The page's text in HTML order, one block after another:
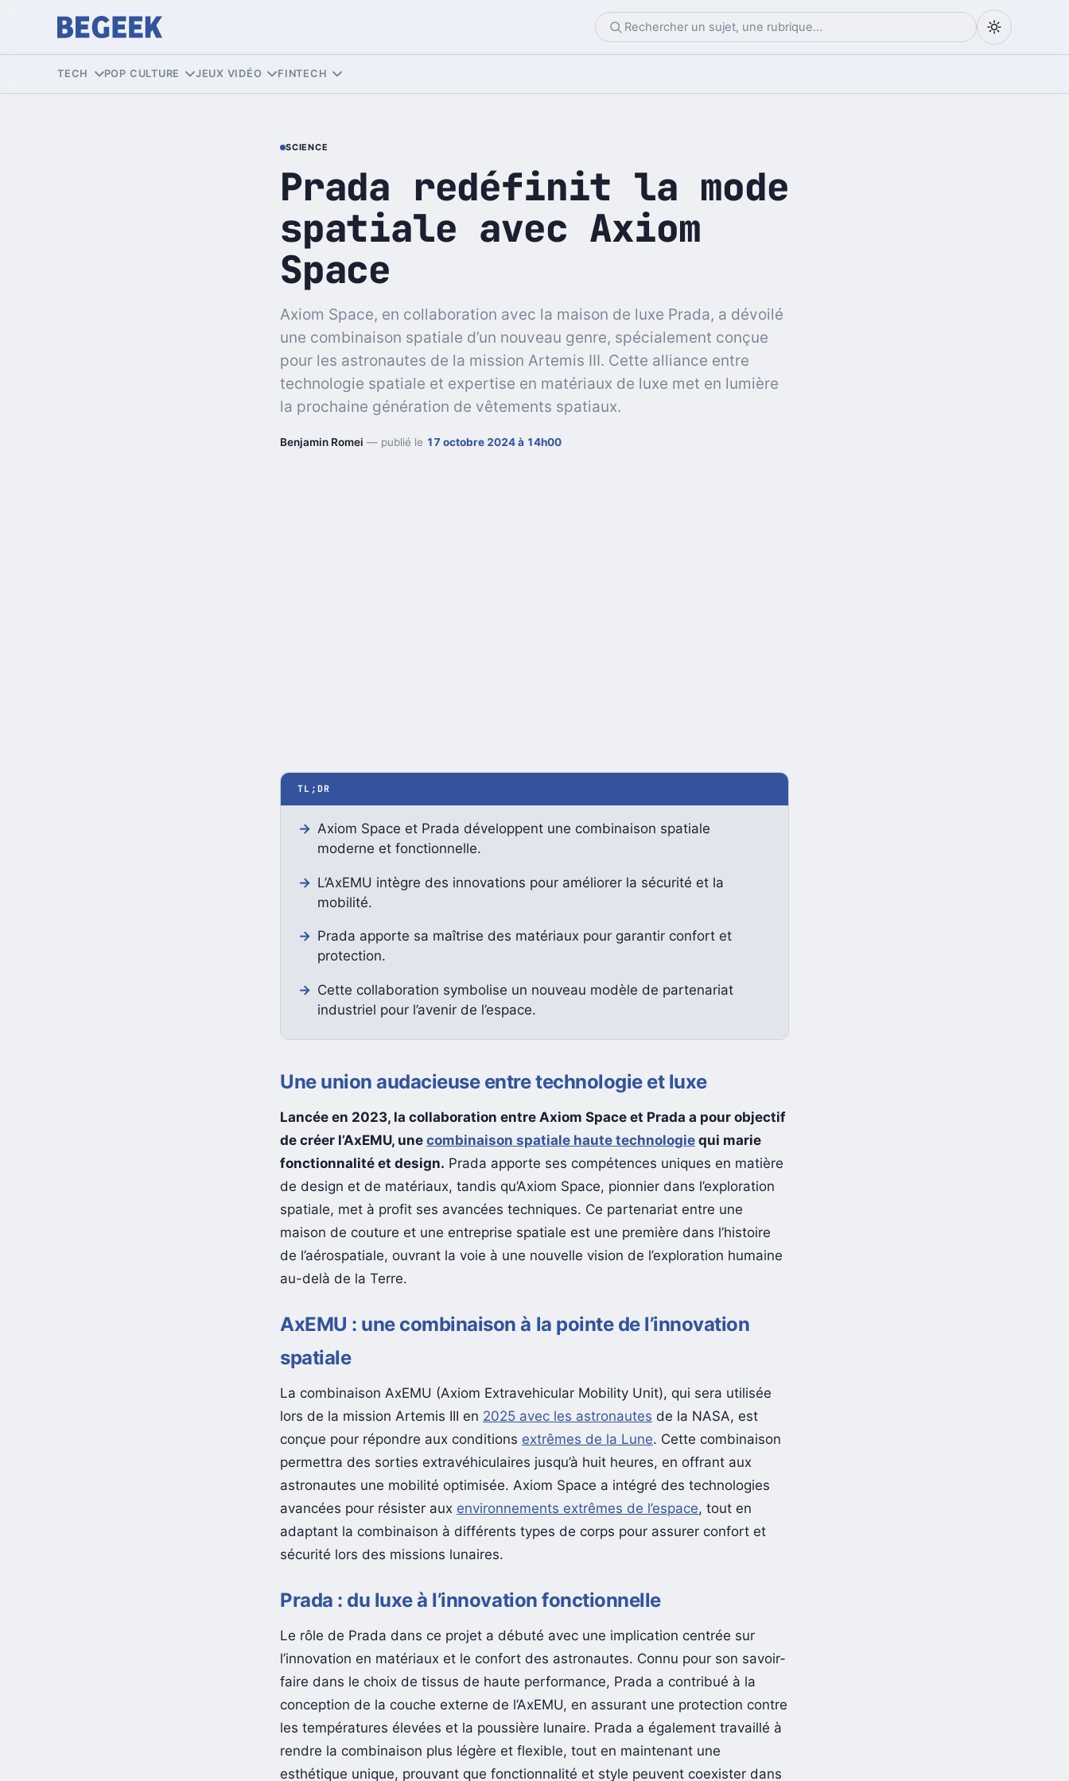
TECH POP CULTURE JEUX VIDÉO FINTECH
SCIENCE
Prada redéfinit la mode
spatiale avec Axiom
Space
Axiom Space, en collaboration avec la maison de luxe Prada, a dévoilé
une combinaison spatiale d’un nouveau genre, spécialement conçue
pour les astronautes de la mission Artemis III. Cette alliance entre
technologie spatiale et expertise en matériaux de luxe met en lumière
la prochaine génération de vêtements spatiaux.
Benjamin Romei — publié le 17 octobre 2024 à 14h00
TL;DR
Axiom Space et Prada développent une combinaison spatiale
moderne et fonctionnelle.
L’AxEMU intègre des innovations pour améliorer la sécurité et la
mobilité.
Prada apporte sa maîtrise des matériaux pour garantir confort et
protection.
Cette collaboration symbolise un nouveau modèle de partenariat
industriel pour l’avenir de l’espace.
Une union audacieuse entre technologie et luxe
Lancée en 2023, la collaboration entre Axiom Space et Prada a pour objectif
de créer l’AxEMU, une combinaison spatiale haute technologie qui marie
fonctionnalité et design. Prada apporte ses compétences uniques en matière
de design et de matériaux, tandis qu’Axiom Space, pionnier dans l’exploration
spatiale, met à profit ses avancées techniques. Ce partenariat entre une
maison de couture et une entreprise spatiale est une première dans l’histoire
de l’aérospatiale, ouvrant la voie à une nouvelle vision de l’exploration humaine
au-delà de la Terre.
AxEMU : une combinaison à la pointe de l’innovation
spatiale
La combinaison AxEMU (Axiom Extravehicular Mobility Unit), qui sera utilisée
lors de la mission Artemis III en 2025 avec les astronautes de la NASA, est
conçue pour répondre aux conditions extrêmes de la Lune. Cette combinaison
permettra des sorties extravéhiculaires jusqu’à huit heures, en offrant aux
astronautes une mobilité optimisée. Axiom Space a intégré des technologies
avancées pour résister aux environnements extrêmes de l’espace, tout en
adaptant la combinaison à différents types de corps pour assurer confort et
sécurité lors des missions lunaires.
Prada : du luxe à l’innovation fonctionnelle
Le rôle de Prada dans ce projet a débuté avec une implication centrée sur
l’innovation en matériaux et le confort des astronautes. Connu pour son savoir-
faire dans le choix de tissus de haute performance, Prada a contribué à la
conception de la couche externe de l’AxEMU, en assurant une protection contre
les températures élevées et la poussière lunaire. Prada a également travaillé à
rendre la combinaison plus légère et flexible, tout en maintenant une
esthétique unique, prouvant que fonctionnalité et style peuvent coexister dans